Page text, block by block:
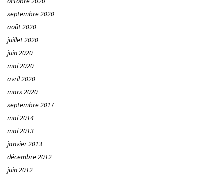
septembre 2020
août 2020
juillet 2020
juin 2020
mai 2020
avril 2020
mars 2020
septembre 2017
mai 2014
mai 2013
janvier 2013
décembre 2012
juin 2012